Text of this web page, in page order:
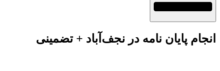
انجام پایان نامه در نجف‌آباد + تضمینی